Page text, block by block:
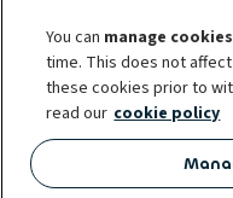
© 2026 ALD Automotive |
globalni brend mobilnosti, koji
identitetom. Ayvens je vodeći
usluge full-service operativnog
voznim parkom i rešenja multi-
You can manage cookies
time. This does not
these cookies prior to
read our cookie policy